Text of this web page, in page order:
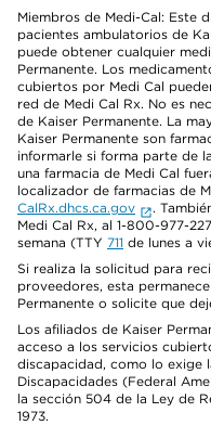
Miembros de Medi-Cal: Este
pacientes ambulatorios de
puede obtener cualquier
Permanente. Los
cubiertos por Medi Cal
red de Medi Cal Rx. No es
de Kaiser Permanente. La
Kaiser Permanente son
informarle si forma parte de
una farmacia de Medi Cal
localizador de farmacias de
CalRx.dhcs.ca.gov
.
Medi Cal Rx, al 1-800-977-
semana (TTY 711 de lunes a
Si realiza la solicitud para
proveedores, esta
Permanente o solicite que
Los afiliados de Kaiser
acceso a los servicios
discapacidad, como lo exige
Discapacidades (Federal
la sección 504 de la Ley de
1973.